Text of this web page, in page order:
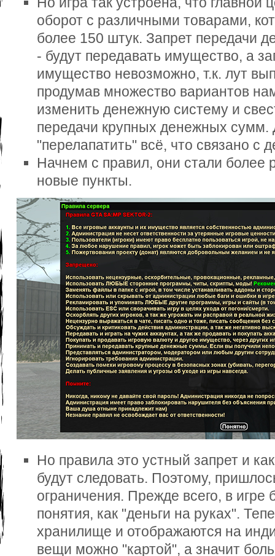
оборот с различными товарами,
более 150 штук. Запрет передачи
- будут передавать имущество, а
имущество невозможно, т.к. лут
продумав множество вариантов
изменить денежную систему и
передачи крупных денежных сумм.
"перелапатить" всё, что связано с
Начнем с правил, они стали более
новые пункты.
Но правила это устный запрет и
будут следовать. Поэтому,
ограничения. Прежде всего, в игре
понятия, как "деньги на руках".
хранилище и отображаются на
вещи можно "картой", а значит